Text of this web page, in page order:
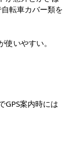
転車カバー類を
いやすい。
GPS案内時には